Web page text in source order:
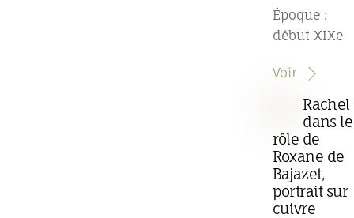
Époque :
début XIXe
Voir
Rachel
dans le
rôle de
Roxane de
Bajazet,
portrait sur
cuivre